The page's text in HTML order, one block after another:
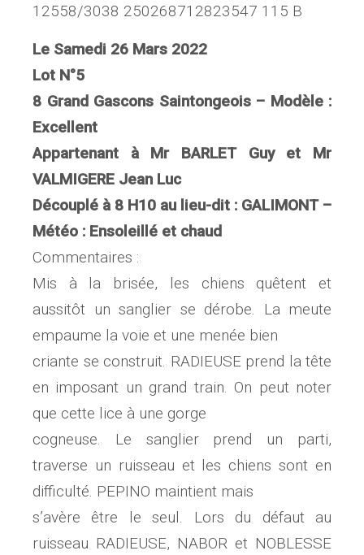
12558/3038 250268712823547 115 B
Le Samedi 26 Mars 2022
Lot N°5
8 Grand Gascons Saintongeois – Modèle :
Excellent
Appartenant à Mr BARLET Guy et Mr
VALMIGERE Jean Luc
Découplé à 8 H10 au lieu-dit : GALIMONT –
Météo : Ensoleillé et chaud
Commentaires :
Mis à la brisée, les chiens quêtent et
aussitôt un sanglier se dérobe. La meute
empaume la voie et une menée bien
criante se construit. RADIEUSE prend la tête
en imposant un grand train. On peut noter
que cette lice à une gorge
cogneuse. Le sanglier prend un parti,
traverse un ruisseau et les chiens sont en
difficulté. PEPINO maintient mais
s’avère être le seul. Lors du défaut au
ruisseau RADIEUSE, NABOR et NOBLESSE